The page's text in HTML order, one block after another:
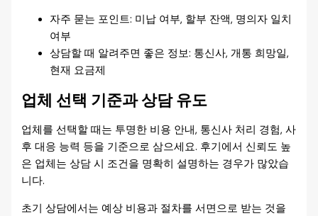
자주 묻는 포인트: 미납 여부, 할부 잔액, 명의자 일치
여부
상담할 때 알려주면 좋은 정보: 통신사, 개통 희망일,
현재 요금제
업체 선택 기준과 상담 유도
업체를 선택할 때는 투명한 비용 안내, 통신사 처리 경험, 사
후 대응 능력 등을 기준으로 삼으세요. 후기에서 신뢰도 높
은 업체는 상담 시 조건을 명확히 설명하는 경우가 많았습
니다.
초기 상담에서는 예상 비용과 절차를 서면으로 받는 것을